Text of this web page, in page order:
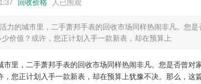
回收价格 人已围观
力的城市里，二手萧邦手表的回收市场同样热闹非凡。您
价值？或许，您正计划入手一款新表，却在预算上
市里，二手萧邦手表的回收市场同样热闹非凡。您是否曾对
您正计划入手一款新表，却在预算上犹豫不决。那么，这